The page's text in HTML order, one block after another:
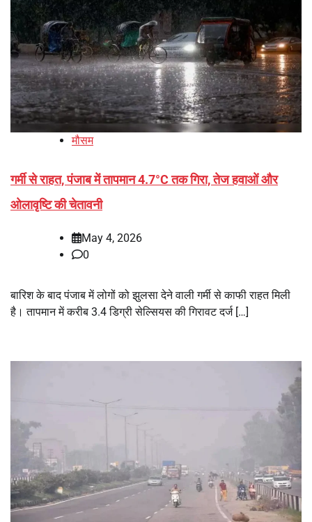
मौसम
गर्मी से राहत, पंजाब में तापमान 4.7°C तक गिरा, तेज हवाओं और
ओलावृष्टि की चेतावनी
May 4, 2026
0
बारिश के बाद पंजाब में लोगों को झुलसा देने वाली गर्मी से काफी राहत मिली
है। तापमान में करीब 3.4 डिग्री सेल्सियस की गिरावट दर्ज […]